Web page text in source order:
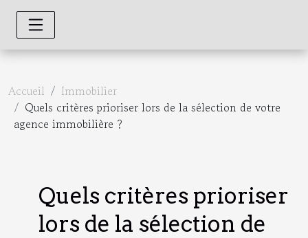
Accueil
Immobilier
Quels critères prioriser lors de la sélection de votre
agence immobilière ?
Quels critères prioriser
lors de la sélection de